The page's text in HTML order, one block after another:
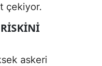
çekiyor.
RISKINI
askeri